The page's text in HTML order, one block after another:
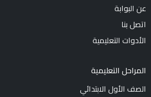
عن البوابة
اتصل بنا
الأدوات التعليمية
المراحل التعليمية
الصف الأول الابتدائي